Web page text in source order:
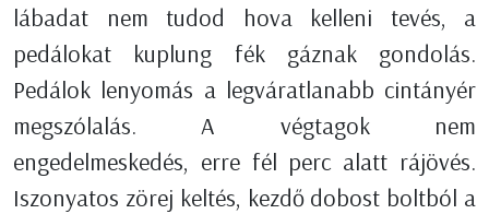
lábadat nem tudod hova kelleni tevés, a
pedálokat kuplung fék gáznak gondolás.
Pedálok lenyomás a legváratlanabb cintányér
megszólalás. A végtagok nem
engedelmeskedés, erre fél perc alatt rájövés.
Iszonyatos zörej keltés, kezdő dobost boltból a